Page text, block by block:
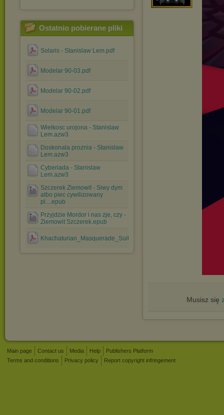
Ostatnio pobierane pliki
Solaris - Stanislaw Lem.pdf
Modelar 90-03.pdf
Modelar 90-02.pdf
Modelar 90-01.pdf
Wielkosc urojona - Stanislaw
Lem.azw3
Doskonala proznia - Stanislaw
Lem.azw3
Cyberiada - Stanislaw
Lem.azw3
Szczerek Ziemowit - Siwy dym
albo piec cywilizowany
pl....epub
Przyjdzie Mordor i nas zje, czy -
Ziemowit Szczerek.epub
Khachaturian_Masquerade_Suite_XRCD.pdf
Musisz się
Main page Contact us Media Help
Publishers Platform
Terms and conditions
Privacy policy Report copyright infringement